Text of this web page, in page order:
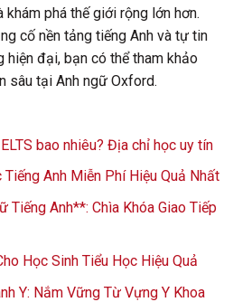
phá thế giới rộng lớn hơn.
cố nền tảng tiếng Anh và tự tin
đại, bạn có thể tham khảo
sâu tại Anh ngữ Oxford.
bao nhiêu? Địa chỉ học uy tín
Tiếng Anh Miễn Phí Hiệu Quả Nhất
Tiếng Anh**: Chìa Khóa Giao Tiếp
Học Sinh Tiểu Học Hiệu Quả
Y: Nắm Vững Từ Vựng Y Khoa